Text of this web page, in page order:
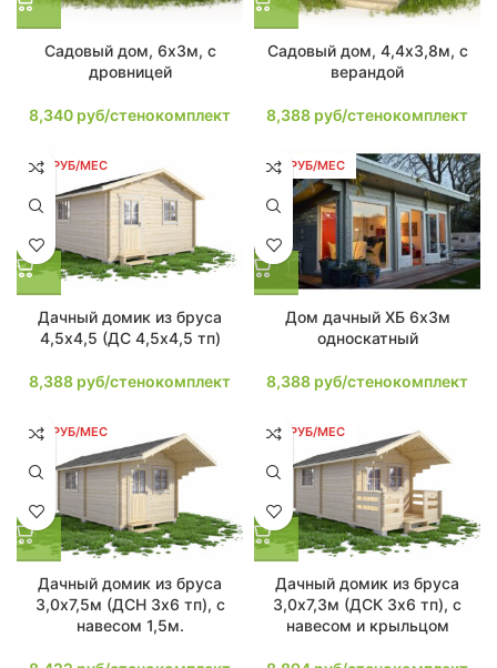
Садовый дом, 6х3м, с
дровницей
8,340 руб/стенокомплект
Садовый дом, 4,4х3,8м, с
верандой
8,388 руб/стенокомплект
159 РУБ/МЕС
Дачный домик из бруса
4,5х4,5 (ДС 4,5х4,5 тп)
8,388 руб/стенокомплект
159 РУБ/МЕС
Дом дачный ХБ 6х3м
односкатный
8,388 руб/стенокомплект
160 РУБ/МЕС
Дачный домик из бруса
3,0х7,5м (ДСН 3х6 тп), с
навесом 1,5м.
169 РУБ/МЕС
Дачный домик из бруса
3,0х7,3м (ДСК 3х6 тп), с
навесом и крыльцом